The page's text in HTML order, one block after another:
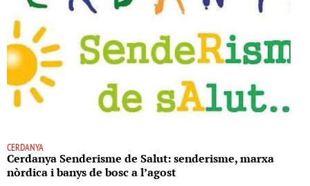
CERDANYA
Cerdanya Senderisme de Salut: senderisme, marxa
nòrdica i banys de bosc a l’agost